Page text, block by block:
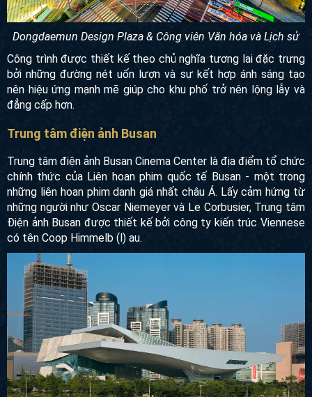
Dongdaemun Design Plaza & Công viên Văn hóa và Lịch
Công trình được thiết kế theo chủ nghĩa tương lai đặc trưng
nên hiệu ứng mạnh mẽ giúp cho khu phố trở nên lộng lẫy và
đẳng cấp hơn.
Trung tâm điện ảnh Busan
Trung tâm điện ảnh Busan Cinema Center là địa điểm tổ
chức chính thức của Liên hoan phim quốc tế Busan - một
trong những liên hoan phim danh giá nhất châu Á.
hứng từ những người như Oscar Niemeyer và Le Corbusier,
Trung tâm Điện ảnh Busan được thiết kế bởi công ty kiến ​​
trúc Viennese có tên Coop Himmelb (l) au.